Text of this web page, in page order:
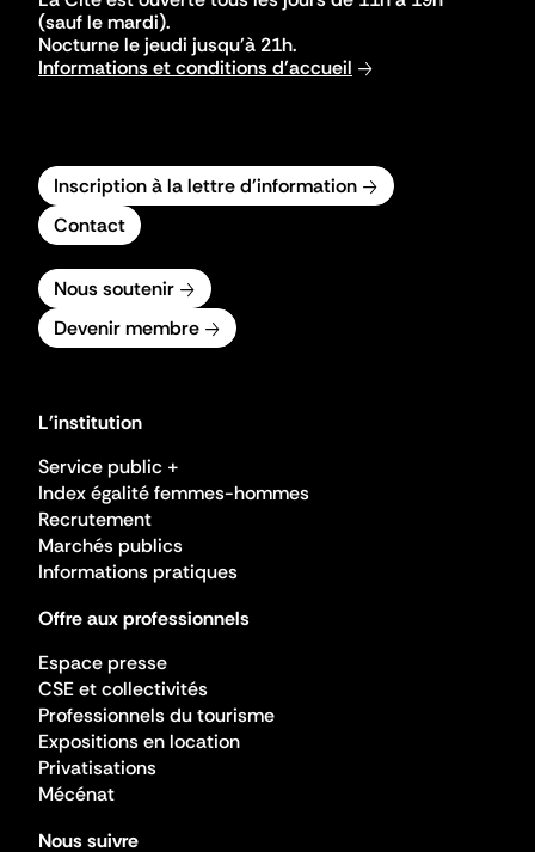
(sauf le mardi).
Nocturne le jeudi jusqu'à 21h.
Informations et conditions d'accueil
Inscription à la lettre d'information
Contact
Nous soutenir
Devenir membre
L'institution
Service public +
Index égalité femmes-hommes
Recrutement
Marchés publics
Informations pratiques
Offre aux professionnels
Espace presse
CSE et collectivités
Professionnels du tourisme
Expositions en location
Privatisations
Mécénat
Nous suivre